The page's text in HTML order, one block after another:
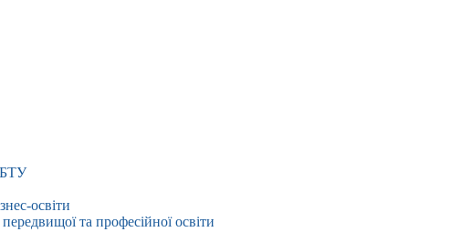
освіти
та професійної освіти